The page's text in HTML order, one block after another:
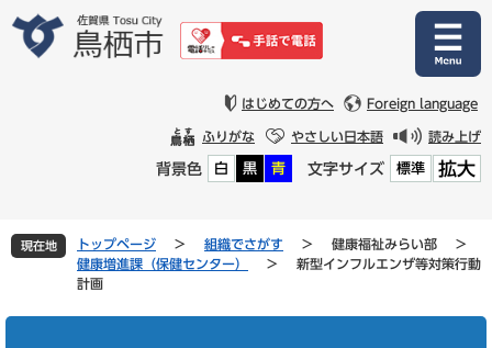
文
はじめての方へ Foreign language
ふりがな やさしい日本語 読み上げ
背景色 白 黒 青 文字サイズ 標準 拡大
現在地 トップページ > 組織でさがす > 健康福祉みらい部
>
健康増進課（保健センター）
>
新型インフルエンザ等対策行動
計画